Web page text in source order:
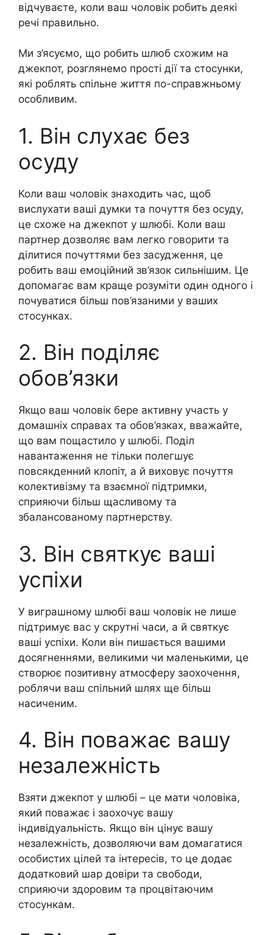
відчуваєте, коли ваш чоловік робить деякі
речі правильно.
Ми з’ясуємо, що робить шлюб схожим на
джекпот, розглянемо прості дії та стосунки,
які роблять спільне життя по-справжньому
особливим.
1. Він слухає без
осуду
Коли ваш чоловік знаходить час, щоб
вислухати ваші думки та почуття без осуду,
це схоже на джекпот у шлюбі. Коли ваш
партнер дозволяє вам легко говорити та
ділитися почуттями без засудження, це
робить ваш емоційний зв’язок сильнішим. Це
допомагає вам краще розуміти один одного і
почуватися більш пов’язаними у ваших
стосунках.
2. Він поділяє
обов’язки
Якщо ваш чоловік бере активну участь у
домашніх справах та обов’язках, вважайте,
що вам пощастило у шлюбі. Поділ
навантаження не тільки полегшує
повсякденний клопіт, а й виховує почуття
колективізму та взаємної підтримки,
сприяючи більш щасливому та
збалансованому партнерству.
3. Він святкує ваші
успіхи
У виграшному шлюбі ваш чоловік не лише
підтримує вас у скрутні часи, а й святкує
ваші успіхи. Коли він пишається вашими
досягненнями, великими чи маленькими, це
створює позитивну атмосферу заохочення,
роблячи ваш спільний шлях ще більш
насиченим.
4. Він поважає вашу
незалежність
Взяти джекпот у шлюбі – це мати чоловіка,
який поважає і заохочує вашу
індивідуальність. Якщо він цінує вашу
незалежність, дозволяючи вам домагатися
особистих цілей та інтересів, то це додає
додатковий шар довіри та свободи,
сприяючи здоровим та процвітаючим
стосункам.